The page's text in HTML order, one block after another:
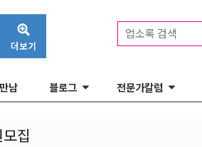
업소록 검색
남 블로그 전문가칼럼
집